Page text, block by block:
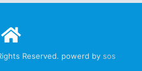
Reserved. powerd by sos